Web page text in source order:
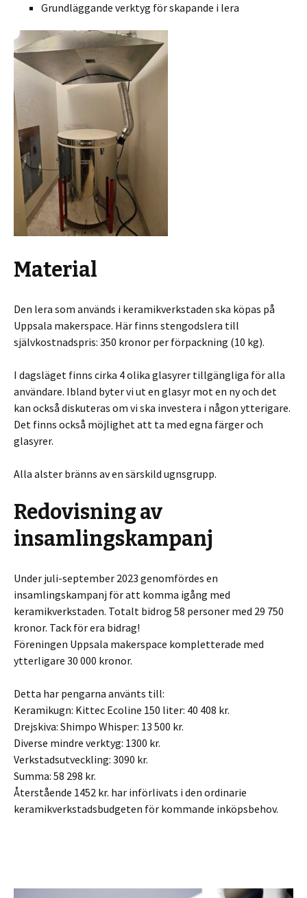
Grundläggande verktyg för skapande i lera
Material
Den lera som används i keramikverkstaden ska köpas på
Uppsala makerspace. Här finns stengodslera till
självkostnadspris: 350 kronor per förpackning (10 kg).
I dagsläget finns cirka 4 olika glasyrer tillgängliga för alla
användare. Ibland byter vi ut en glasyr mot en ny och det
kan också diskuteras om vi ska investera i någon ytterigare.
Det finns också möjlighet att ta med egna färger och
glasyrer.
Alla alster bränns av en särskild ugnsgrupp.
Redovisning av
insamlingskampanj
Under juli-september 2023 genomfördes en
insamlingskampanj för att komma igång med
keramikverkstaden. Totalt bidrog 58 personer med 29 750
kronor. Tack för era bidrag!
Föreningen Uppsala makerspace kompletterade med
ytterligare 30 000 kronor.
Detta har pengarna använts till:
Keramikugn: Kittec Ecoline 150 liter: 40 408 kr.
Drejskiva: Shimpo Whisper: 13 500 kr.
Diverse mindre verktyg: 1300 kr.
Verkstadsutveckling: 3090 kr.
Summa: 58 298 kr.
Återstående 1452 kr. har införlivats i den ordinarie
keramikverkstadsbudgeten för kommande inköpsbehov.